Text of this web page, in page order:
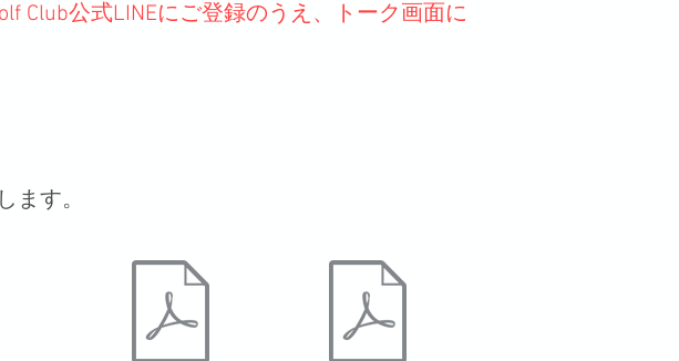
Club公式LINEにご登録のうえ、トーク画面に
ます。